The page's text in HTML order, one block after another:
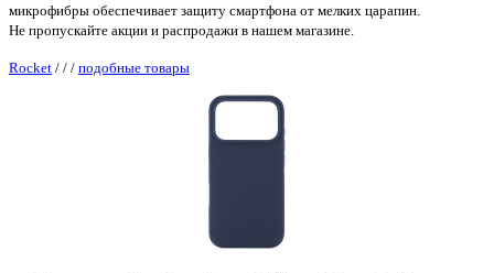
микрофибры обеспечивает защиту смартфона от мелких царапин.
Не пропускайте акции и распродажи в нашем магазине.
Rocket / / / подобные товары